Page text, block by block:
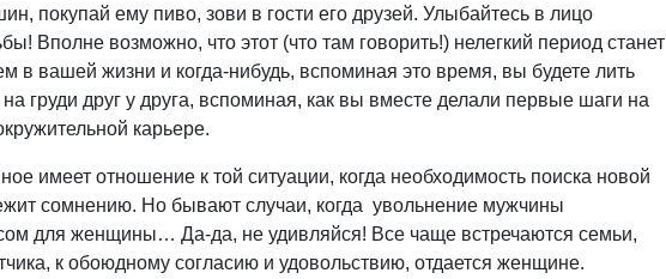
покупай ему пиво, зови в гости его друзей. Улыбайтесь в лицо
Вполне возможно, что этот (что там говорить!) нелегкий период станет
в вашей жизни и когда-нибудь, вспоминая это время, вы будете лить
груди друг у друга, вспоминая, как вы вместе делали первые шаги на
карьере.
имеет отношение к той ситуации, когда необходимость поиска новой
сомнению. Но бывают случаи, когда увольнение мужчины
для женщины… Да-да, не удивляйся! Все чаще встречаются семьи,
к обоюдному согласию и удовольствию, отдается женщине.